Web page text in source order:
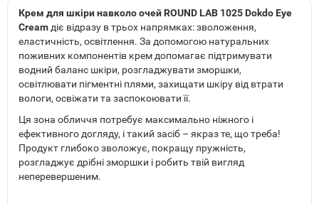
Крем для шкіри навколо очей ROUND LAB 1025 Dokdo Eye
Cream діє відразу в трьох напрямках: зволоження,
еластичність, освітлення. За допомогою натуральних
поживних компонентів крем допомагає підтримувати
водний баланс шкіри, розгладжувати зморшки,
освітлювати пігментні плями, захищати шкіру від втрати
вологи, освіжати та заспокоювати її.
Ця зона обличчя потребує максимально ніжного і
ефективного догляду, і такий засіб – якраз те, що треба!
Продукт глибоко зволожує, покращу пружність,
розгладжує дрібні зморшки і робить твій вигляд
неперевершеним.